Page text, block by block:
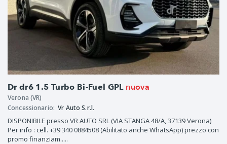
Dr dr6 1.5 Turbo Bi-Fuel GPL nuova
Verona (VR)
Concessionario: Vr Auto S.r.l.
DISPONIBILE presso VR AUTO SRL (VIA STANGA 48/A, 37139 Verona)
Per info : cell. +39 340 0884508 (Abilitato anche WhatsApp) prezzo con
promo finanziam.....